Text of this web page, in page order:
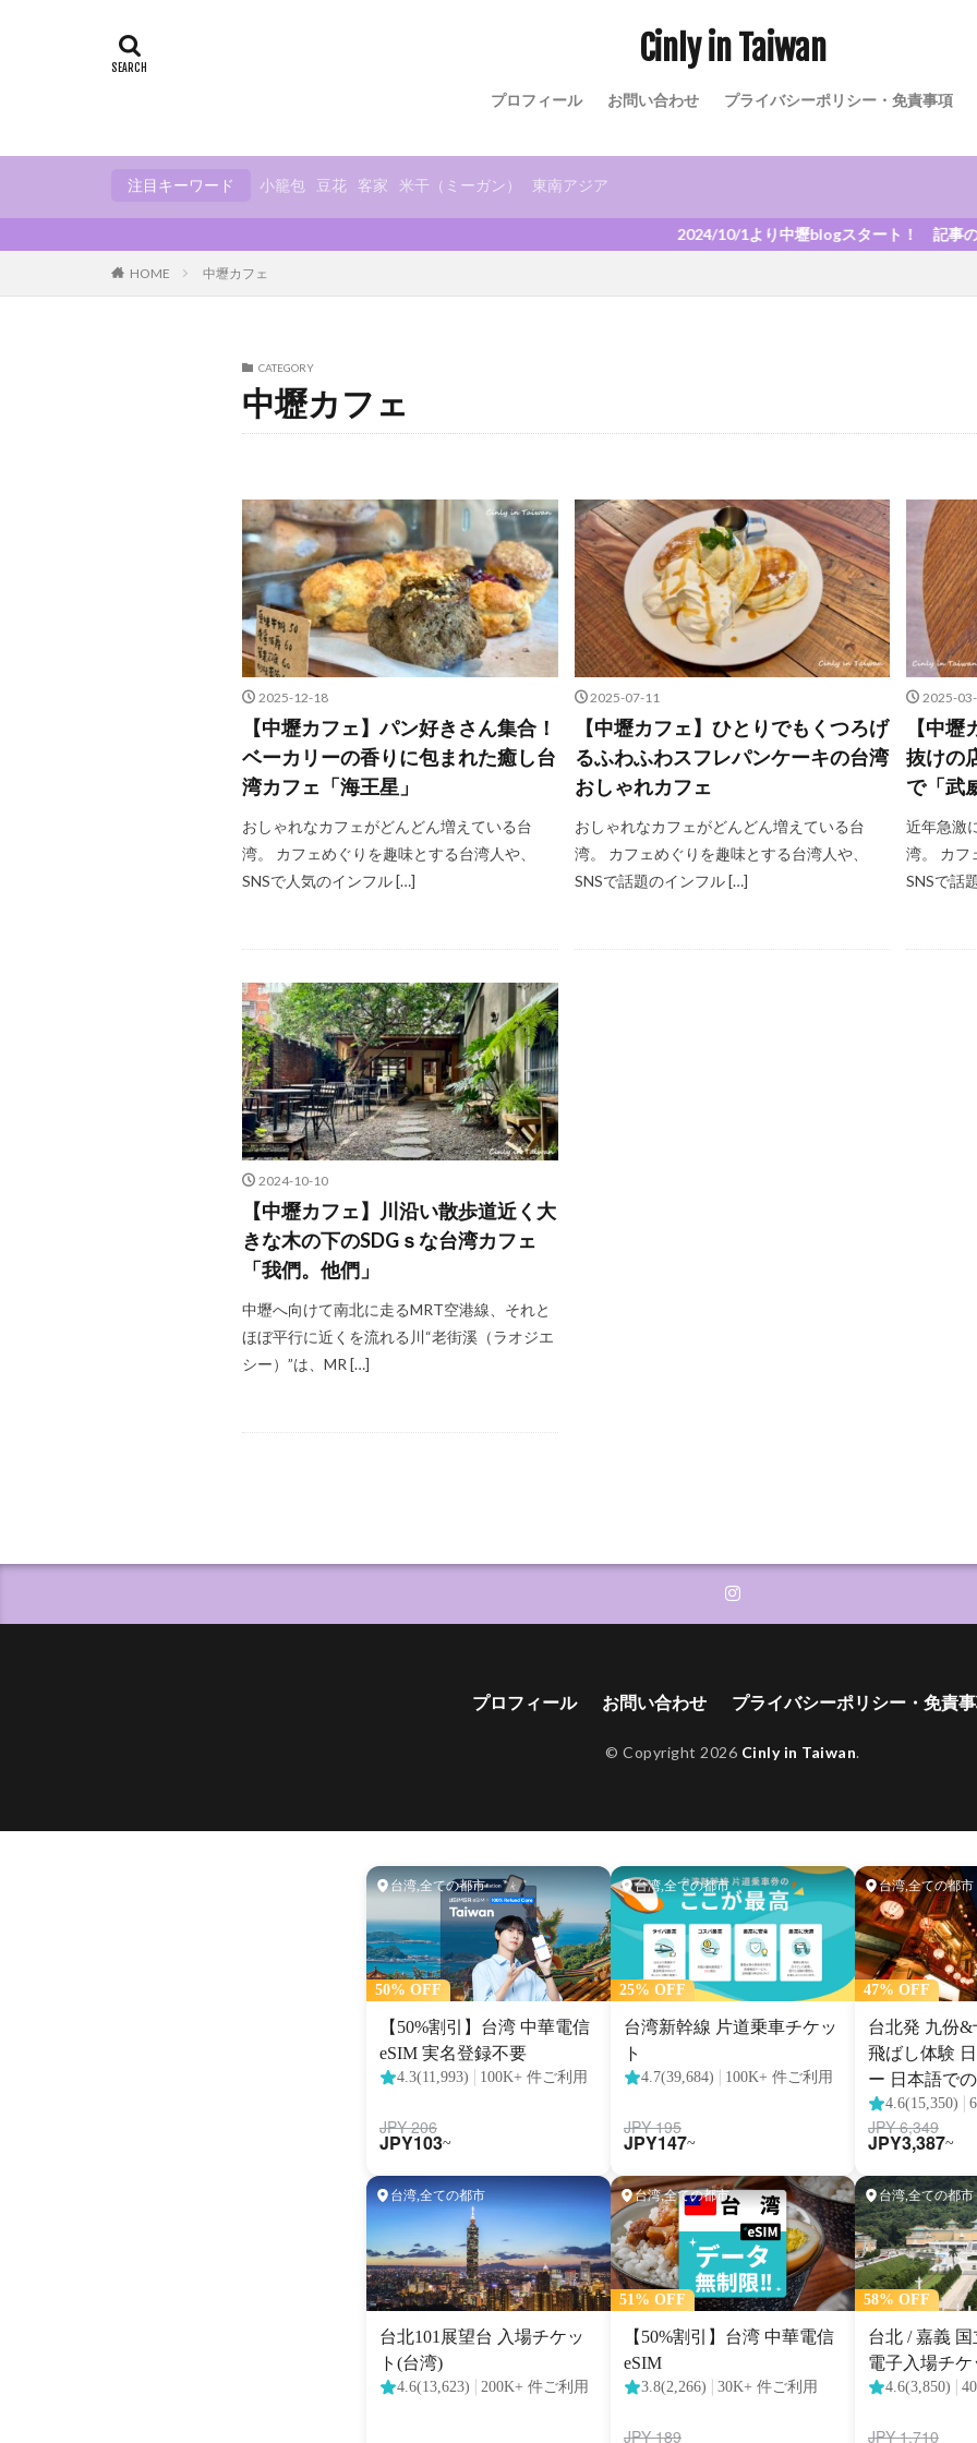
Cinly in Taiwan
プロフィール お問い合わせ プライバシーポリシー・免責事項
注目キーワード 小籠包 豆花 客家 米干（ミーガン） 東南アジア
2024/10/1より中壢blogスタート！ 記事のリクエ
HOME 中壢カフェ
CATEGORY
中壢カフェ
2025-12-18
【中壢カフェ】パン好きさん集合！
ベーカリーの香りに包まれた癒し台
湾カフェ「海王星」
おしゃれなカフェがどんどん増えている台
湾。 カフェめぐりを趣味とする台湾人や、
SNSで人気のインフル […]
2025-07-11
【中壢カフェ】ひとりでもくつろげ
るふわふわスフレパンケーキの台湾
おしゃれカフェ
おしゃれなカフェがどんどん増えている台
湾。 カフェめぐりを趣味とする台湾人や、
SNSで話題のインフル […]
2025-
【中
抜けの
で「武
近年急激
湾。 カフ
SNSで話
2024-10-10
【中壢カフェ】川沿い散歩道近く大
きな木の下のSDGｓな台湾カフェ
「我們。他們」
中壢へ向けて南北に走るMRT空港線、それと
ほぼ平行に近くを流れる川“老街溪（ラオジエ
シー）”は、MR […]
プロフィール お問い合わせ プライバシーポリシー・免責
© Copyright 2026 Cinly in Taiwan.
豆花 観光スポット 観光工場
客家 ホテル 交通アクセス コインロッカー 基本情報